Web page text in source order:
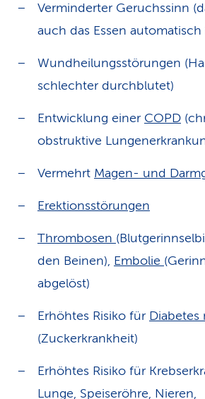
Verminderter Geruchssinn
auch das Essen automatisch
Wundheilungsstörungen
schlechter durchblutet)
Entwicklung einer COPD
obstruktive
Vermehrt Magen- und
Erektionsstörungen
Thrombosen
den Beinen), Embolie
abgelöst)
Erhöhtes Risiko für Diabetes
(Zuckerkrankheit)
Erhöhtes Risiko für
Lunge, Speiseröhre, Nieren,